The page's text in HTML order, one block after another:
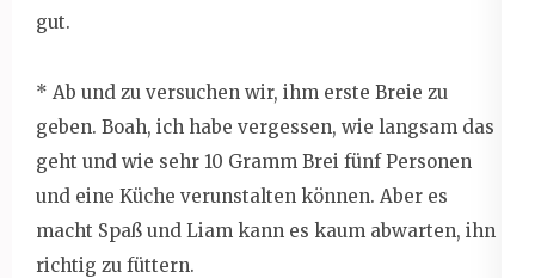
gut.
* Ab und zu versuchen wir, ihm erste Breie zu
geben. Boah, ich habe vergessen, wie langsam das
geht und wie sehr 10 Gramm Brei fünf Personen
und eine Küche verunstalten können. Aber es
macht Spaß und Liam kann es kaum abwarten, ihn
richtig zu füttern.